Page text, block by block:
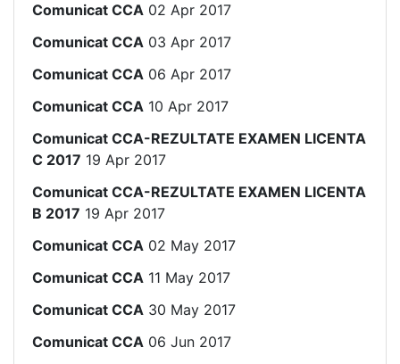
Comunicat CCA 02 Apr 2017
Comunicat CCA 03 Apr 2017
Comunicat CCA 06 Apr 2017
Comunicat CCA 10 Apr 2017
Comunicat CCA-REZULTATE EXAMEN LICENTA
C 2017 19 Apr 2017
Comunicat CCA-REZULTATE EXAMEN LICENTA
B 2017 19 Apr 2017
Comunicat CCA 02 May 2017
Comunicat CCA 11 May 2017
Comunicat CCA 30 May 2017
Comunicat CCA 06 Jun 2017